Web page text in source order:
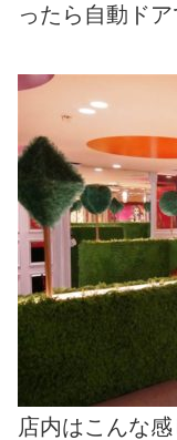
ったら自動ドア
店内はこんな